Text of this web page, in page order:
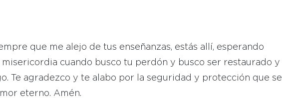
que me alejo de tus enseñanzas, estás allí, esperando
cuando busco tu perdón y busco ser restaurado y
Te agradezco y te alabo por la seguridad y protección que se
eterno. Amén.